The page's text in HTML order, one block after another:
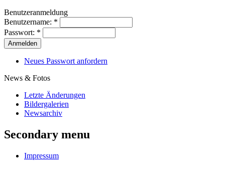
Benutzeranmeldung
Benutzername: *
Passwort: *
Neues Passwort anfordern
News & Fotos
Letzte Änderungen
Bildergalerien
Newsarchiv
Secondary menu
Impressum